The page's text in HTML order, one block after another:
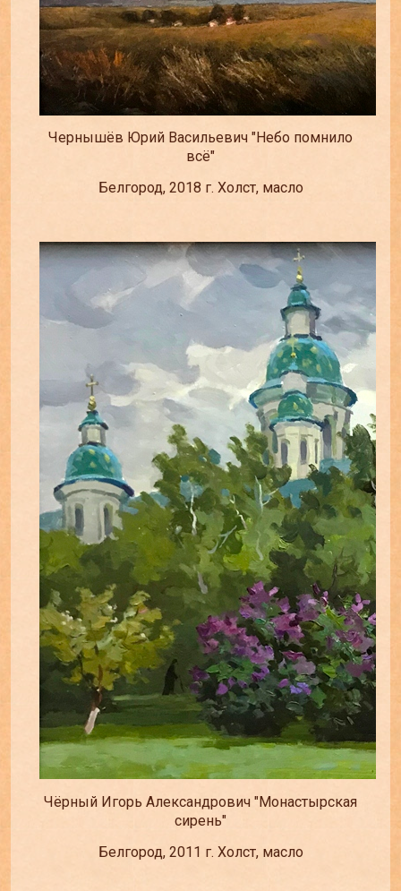
Чернышёв Юрий Васильевич "Небо помнило
всё"
Белгород, 2018 г. Холст, масло
Чёрный Игорь Александрович "Монастырская
сирень"
Белгород, 2011 г. Холст, масло